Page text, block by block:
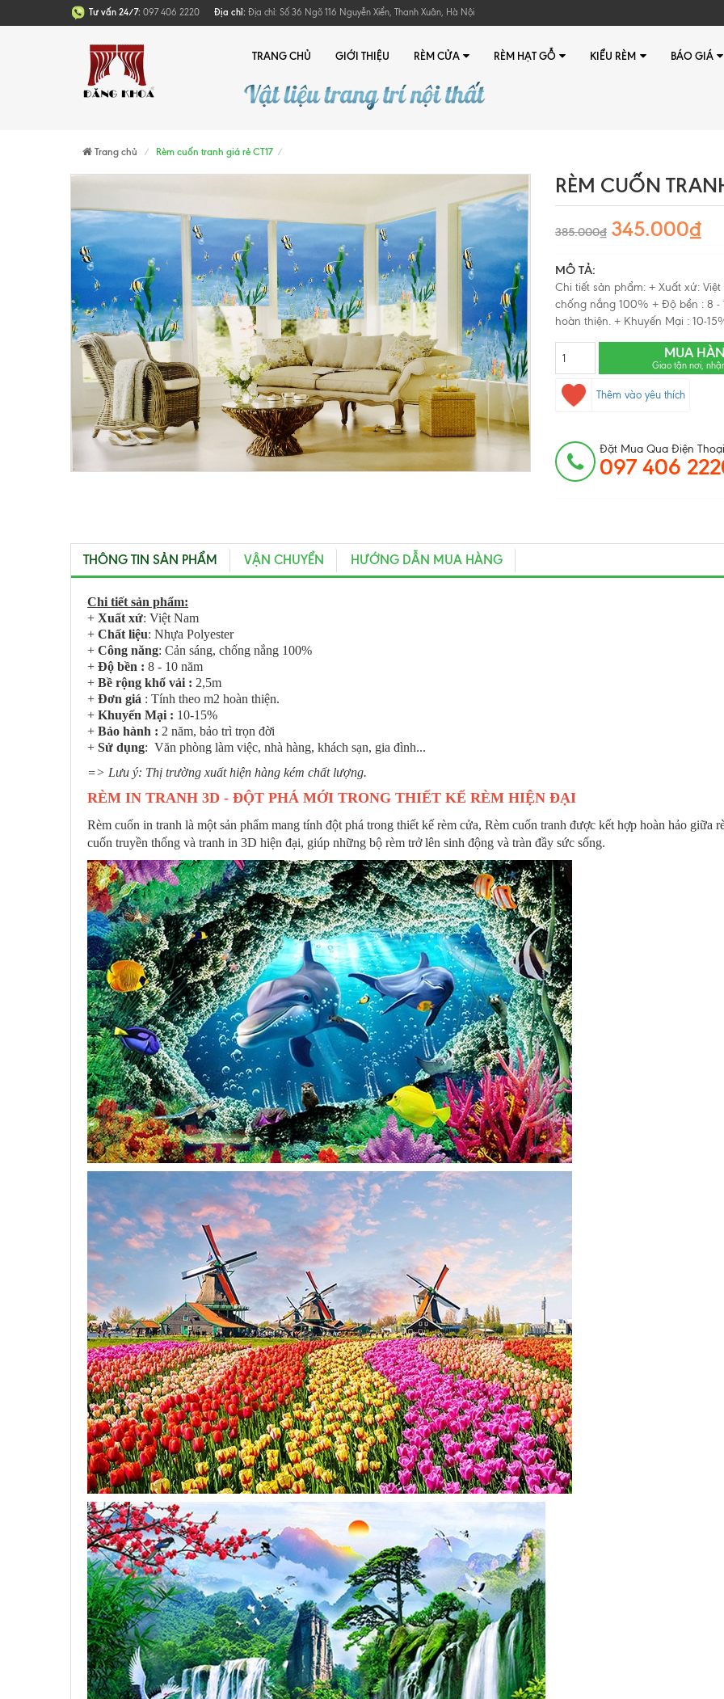
Tư vấn 24/7: 097 406 2220 Địa chỉ: Địa chỉ: Số 36 Ngõ 116 Nguyễn Xiển, Thanh Xuân, Hà Nội
TRANG CHỦ GIỚI THIỆU RÈM CỬA RÈM HẠT GỖ KIỂU RÈM BÁO GIÁ
Trang chủ Rèm cuốn tranh giá rẻ CT17
RÈM CUỐN
385.000₫ 345.000₫
MÔ TẢ:
Chi tiết sản phẩm: + Xuất xứ:
chống nắng 100% + Độ bền : 8 -
hoàn thiện. + Khuyến Mại : 10-
MUA
Giao tận nơi,
Thêm vào yêu thích
Đặt Mua Qua Điện
097 406
THÔNG TIN SẢN PHẨM VẬN CHUYỂN HƯỚNG DẪN MUA HÀNG
Chi tiết sản phẩm:
+ Xuất xứ: Việt Nam
+ Chất liệu: Nhựa Polyester
+ Công năng: Cản sáng, chống nắng 100%
+ Độ bền : 8 - 10 năm
+ Bề rộng khổ vải : 2,5m
+ Đơn giá : Tính theo m2 hoàn thiện.
+ Khuyến Mại : 10-15%
+ Bảo hành : 2 năm, bảo trì trọn đời
+ Sử dụng: Văn phòng làm việc, nhà hàng, khách sạn, gia đình...
=> Lưu ý: Thị trường xuất hiện hàng kém chất lượng.
RÈM IN TRANH 3D - ĐỘT PHÁ MỚI TRONG THIẾT KẾ RÈM HIỆN ĐẠI
Rèm cuốn in tranh là một sản phẩm mang tính đột phá trong thiết kế rèm cửa, Rèm cuốn tranh được kết hợp hoàn hảo giữa
cuốn truyền thống và tranh in 3D hiện đại, giúp những bộ rèm trở lên sinh động và tràn đầy sức sống.